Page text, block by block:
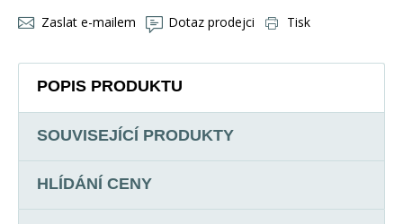
Zaslat e-mailem
Dotaz prodejci Tisk
POPIS PRODUKTU
SOUVISEJÍCÍ PRODUKTY
HLÍDÁNÍ CENY